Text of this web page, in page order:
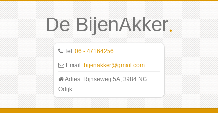
De BijenAkker.
Tel: 06 - 47164256
Email: bijenakker@gmail.com
Adres: Rijnseweg 5A, 3984 NG
Odijk